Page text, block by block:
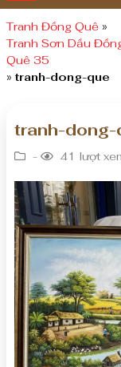
Tranh Đồng Quê »
Tranh Sơn Dầu
Quê 35
» tranh-dong-que
tranh-dong-
- 41 lượt